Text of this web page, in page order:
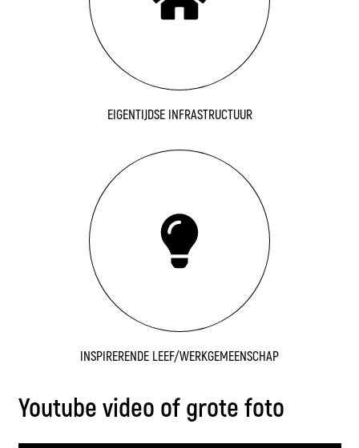
EIGENTIJDSE INFRASTRUCTUUR
INSPIRERENDE LEEF/WERKGEMEENSCHAP
Youtube video of grote foto